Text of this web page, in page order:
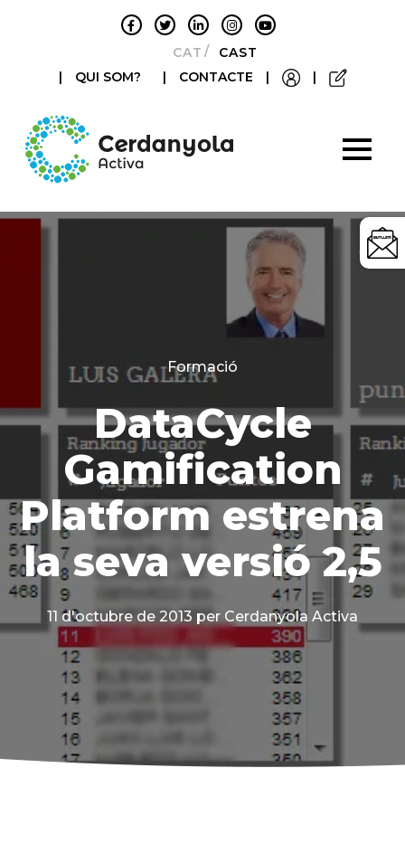
CATALÀCASTELLANO
|
QUI SOM? | CONTACTE | |
Categories
Formació
DataCycle
Gamification
Platform estrena
la seva versió 2,5
11 d'octubre de 2013 per Cerdanyola Activa